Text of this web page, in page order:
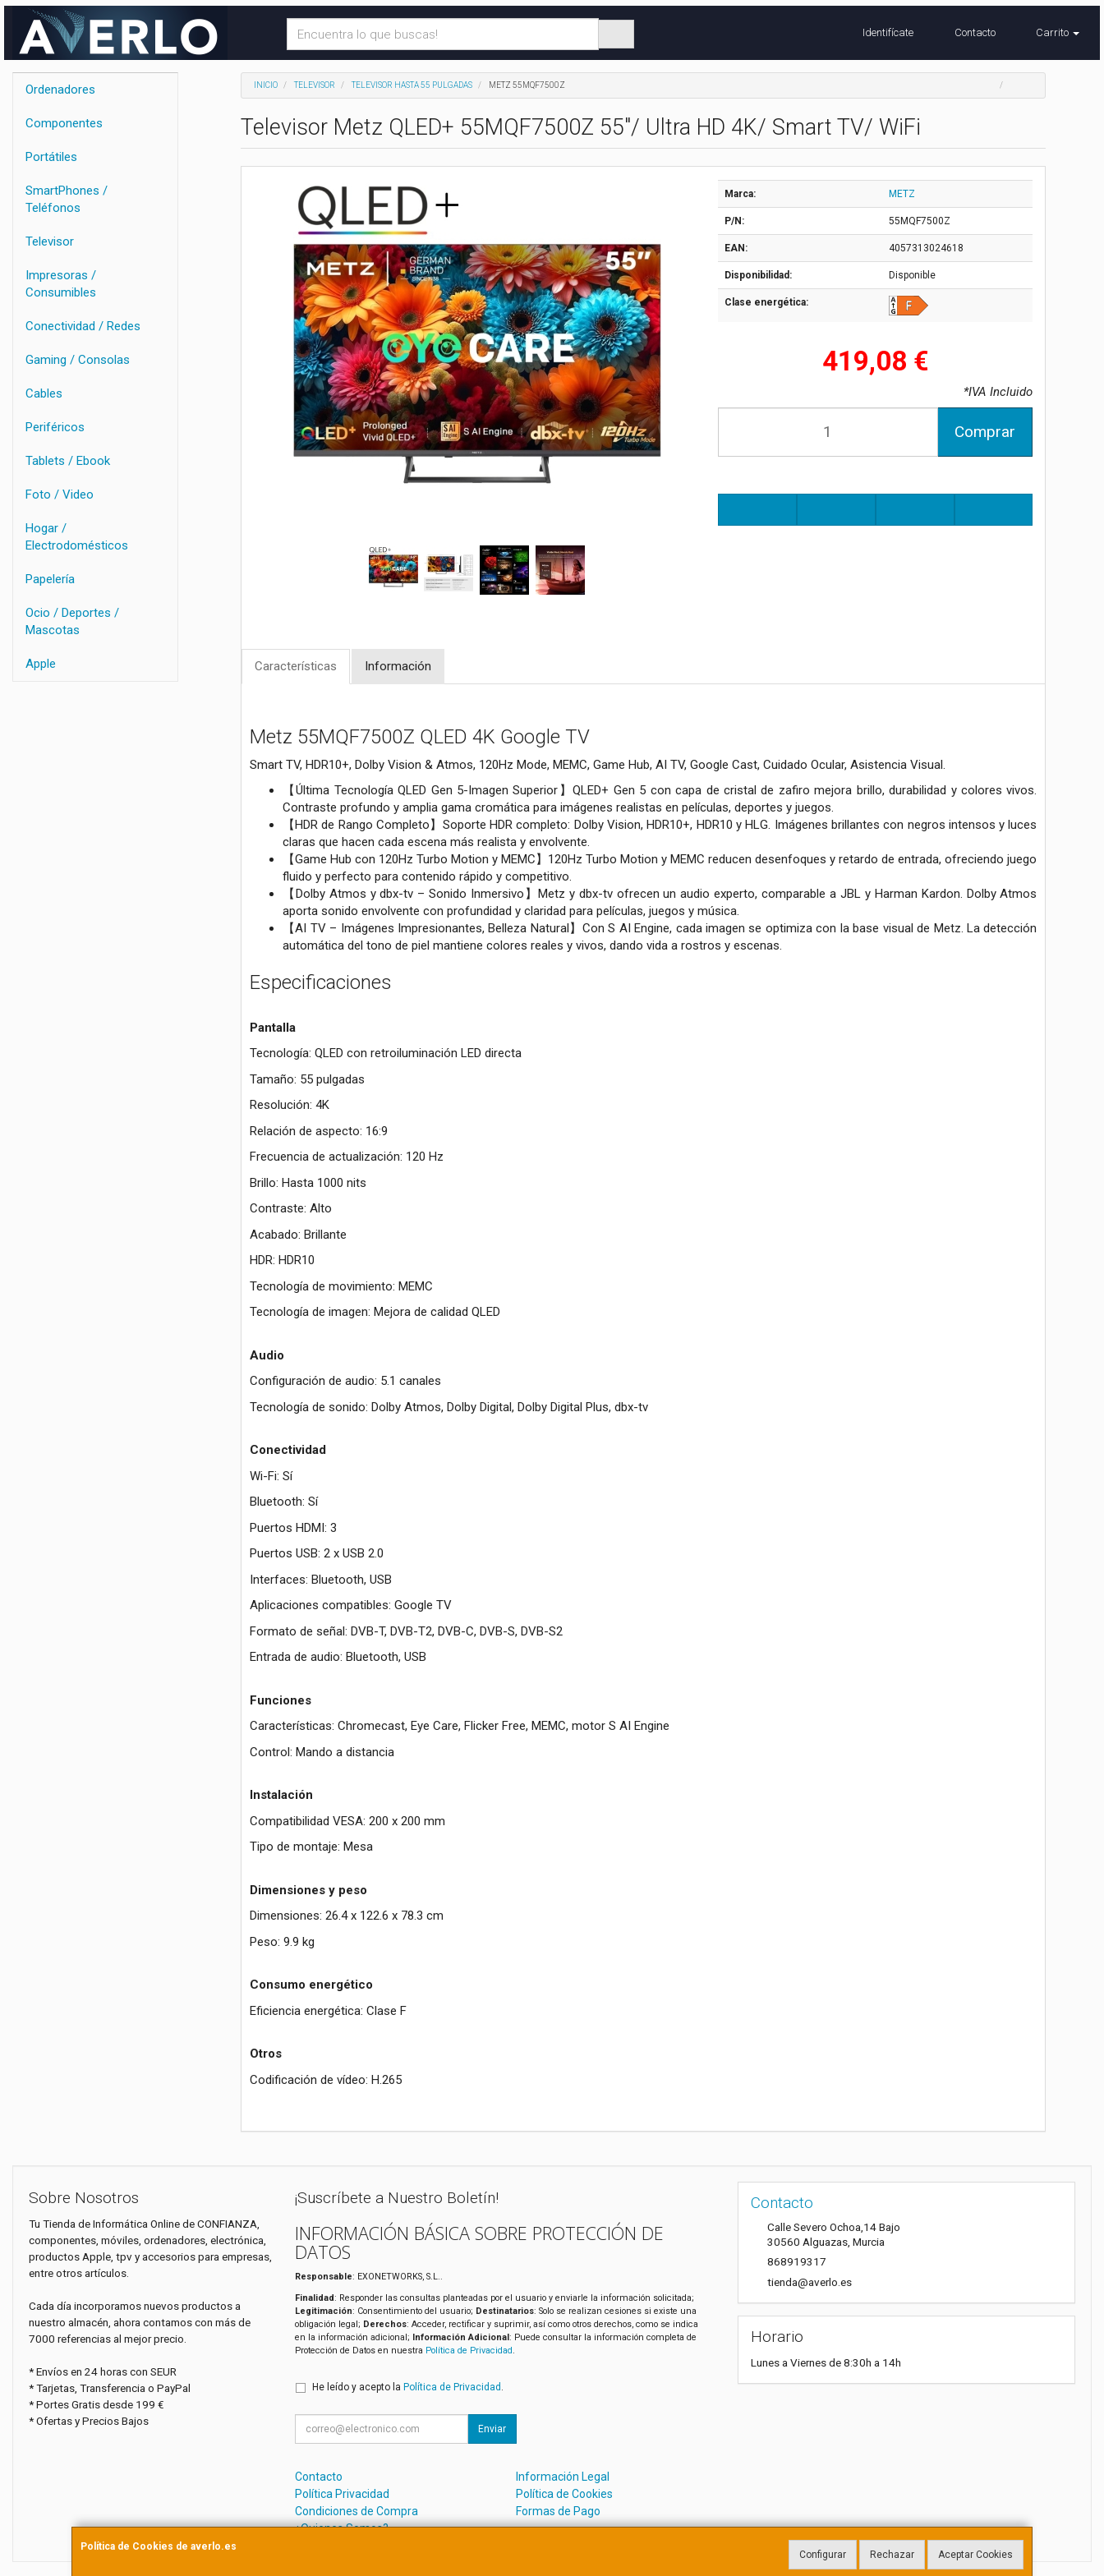
Identifícate Contacto Carrito
Ordenadores
Componentes
Portátiles
SmartPhones /
Teléfonos
Televisor
Impresoras /
Consumibles
Conectividad / Redes
Gaming / Consolas
Cables
Periféricos
Tablets / Ebook
Foto / Video
Hogar /
Electrodomésticos
Papelería
Ocio / Deportes /
Mascotas
Apple
INICIO TELEVISOR TELEVISOR HASTA 55 PULGADAS METZ 55MQF7500Z
Televisor Metz QLED+ 55MQF7500Z 55"/ Ultra HD 4K/ Smart TV/ WiFi
Marca: METZ
P/N: 55MQF7500Z
EAN: 4057313024618
Disponibilidad: Disponible
Clase energética:
419,08 €
*IVA Incluido
Comprar
Características Información
Metz 55MQF7500Z QLED 4K Google TV
Smart TV, HDR10+, Dolby Vision & Atmos, 120Hz Mode, MEMC, Game Hub, AI TV, Google Cast, Cuidado Ocular, Asistencia Visual.
【Última Tecnología QLED Gen 5-Imagen Superior】QLED+ Gen 5 con capa de cristal de zafiro mejora brillo, durabilidad y colores vivos.
Contraste profundo y amplia gama cromática para imágenes realistas en películas, deportes y juegos.
【HDR de Rango Completo】Soporte HDR completo: Dolby Vision, HDR10+, HDR10 y HLG. Imágenes brillantes con negros intensos y luces
claras que hacen cada escena más realista y envolvente.
【Game Hub con 120Hz Turbo Motion y MEMC】120Hz Turbo Motion y MEMC reducen desenfoques y retardo de entrada, ofreciendo juego
fluido y perfecto para contenido rápido y competitivo.
【Dolby Atmos y dbx-tv – Sonido Inmersivo】Metz y dbx-tv ofrecen un audio experto, comparable a JBL y Harman Kardon. Dolby Atmos
aporta sonido envolvente con profundidad y claridad para películas, juegos y música.
【AI TV – Imágenes Impresionantes, Belleza Natural】Con S AI Engine, cada imagen se optimiza con la base visual de Metz. La detección
automática del tono de piel mantiene colores reales y vivos, dando vida a rostros y escenas.
Especificaciones
Pantalla
Tecnología: QLED con retroiluminación LED directa
Tamaño: 55 pulgadas
Resolución: 4K
Relación de aspecto: 16:9
Frecuencia de actualización: 120 Hz
Brillo: Hasta 1000 nits
Contraste: Alto
Acabado: Brillante
HDR: HDR10
Tecnología de movimiento: MEMC
Tecnología de imagen: Mejora de calidad QLED
Audio
Configuración de audio: 5.1 canales
Tecnología de sonido: Dolby Atmos, Dolby Digital, Dolby Digital Plus, dbx-tv
Conectividad
Wi-Fi: Sí
Bluetooth: Sí
Puertos HDMI: 3
Puertos USB: 2 x USB 2.0
Interfaces: Bluetooth, USB
Aplicaciones compatibles: Google TV
Formato de señal: DVB-T, DVB-T2, DVB-C, DVB-S, DVB-S2
Entrada de audio: Bluetooth, USB
Funciones
Características: Chromecast, Eye Care, Flicker Free, MEMC, motor S AI Engine
Control: Mando a distancia
Instalación
Compatibilidad VESA: 200 x 200 mm
Tipo de montaje: Mesa
Dimensiones y peso
Dimensiones: 26.4 x 122.6 x 78.3 cm
Peso: 9.9 kg
Consumo energético
Eficiencia energética: Clase F
Otros
Codificación de vídeo: H.265
Política de Cookies de averlo.es
Configurar Rechazar Aceptar Cookies
Sobre Nosotros
Tu Tienda de Informática Online de CONFIANZA,
componentes, móviles, ordenadores, electrónica,
productos Apple, tpv y accesorios para empresas,
entre otros artículos.
Cada día incorporamos nuevos productos a
nuestro almacén, ahora contamos con más de
7000 referencias al mejor precio.
* Envíos en 24 horas con SEUR
* Tarjetas, Transferencia o PayPal
* Portes Gratis desde 199 €
* Ofertas y Precios Bajos
¡Suscríbete a Nuestro Boletín!
INFORMACIÓN BÁSICA SOBRE PROTECCIÓN DE
DATOS
Responsable: EXONETWORKS, S.L..
Finalidad: Responder las consultas planteadas por el usuario y enviarle la información solicitada;
Legitimación: Consentimiento del usuario; Destinatarios: Solo se realizan cesiones si existe una
obligación legal; Derechos: Acceder, rectificar y suprimir, así como otros derechos, como se indica
en la información adicional;
Información Adicional : Puede consultar la información completa de
Protección de Datos en nuestra Política de Privacidad .
He leído y acepto la Política de Privacidad .
Enviar
Contacto
Información Legal
Política Privacidad
Política de Cookies
Condiciones de Compra
Formas de Pago
¿Quienes Somos?
Contacto
Calle Severo Ochoa,14 Bajo
30560 Alguazas, Murcia
868919317
tienda@averlo.es
Horario
Lunes a Viernes de 8:30h a 14h